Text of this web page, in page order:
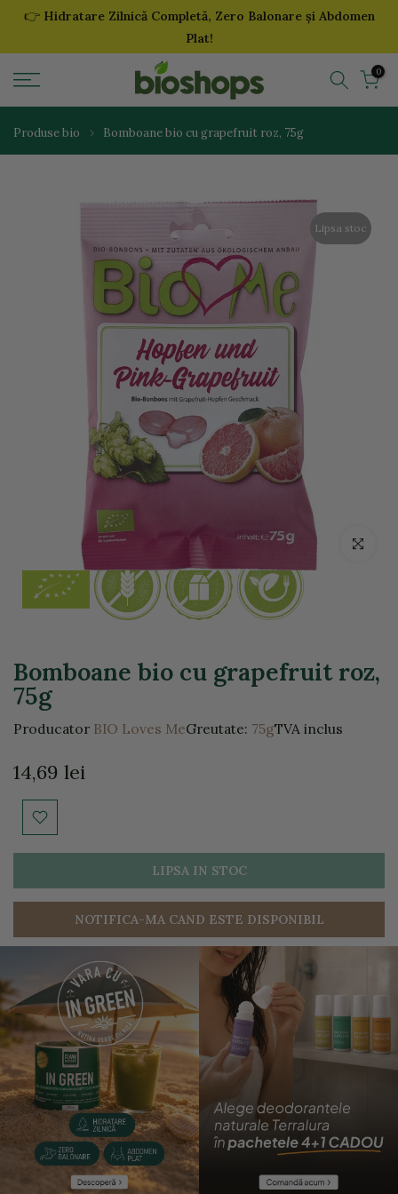
Sari
👉 Hidratare Zilnică Completă, Zero Balonare și Abdomen
Plat!
0
Produse bio Bomboane bio cu grapefruit roz, 75g
Lipsa stoc
Click
Bomboane bio cu grapefruit roz,
75g
Producator BIO Loves MeGreutate: 75gTVA inclus
14,69 lei
LIPSA IN STOC
NOTIFICA-MA CAND ESTE DISPONIBIL